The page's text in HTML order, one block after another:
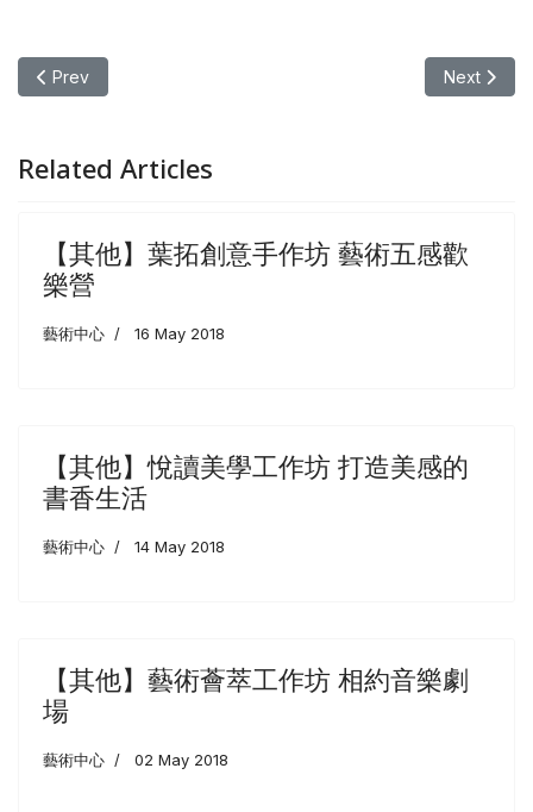
Previous article: 【其他】《天堂在405號公路塞車+ 慕夏壯麗藝術
Prev Next
Next
Related Articles
【其他】葉拓創意手作坊 藝術五感歡
樂營
藝術中心 16 May 2018
【其他】悅讀美學工作坊 打造美感的
書香生活
藝術中心 14 May 2018
【其他】藝術薈萃工作坊 相約音樂劇
場
藝術中心 02 May 2018